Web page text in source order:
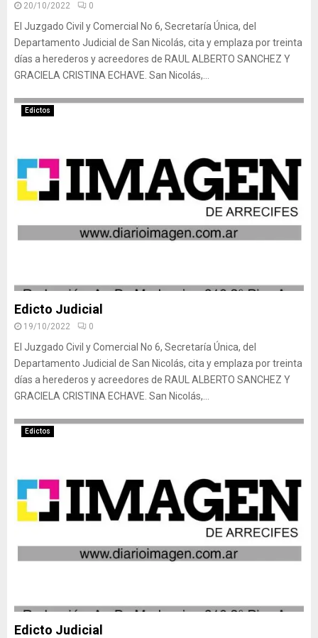
20/10/2022 0
El Juzgado Civil y Comercial No 6, Secretaría Única, del
Departamento Judicial de San Nicolás, cita y emplaza por treinta
días a herederos y acreedores de RAUL ALBERTO SANCHEZ Y
GRACIELA CRISTINA ECHAVE. San Nicolás,...
Edictos
Edicto Judicial
19/10/2022 0
El Juzgado Civil y Comercial No 6, Secretaría Única, del
Departamento Judicial de San Nicolás, cita y emplaza por treinta
días a herederos y acreedores de RAUL ALBERTO SANCHEZ Y
GRACIELA CRISTINA ECHAVE. San Nicolás,...
Edictos
Edicto Judicial